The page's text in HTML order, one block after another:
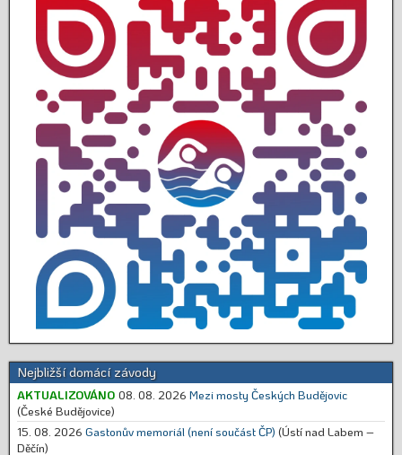
Nejbližší domácí závody
AKTUALIZOVÁNO 08. 08. 2026 Mezi mosty Českých Budějovic
(České Budějovice)
15. 08. 2026 Gastonův memoriál (není součást ČP) (Ústí nad Labem –
Děčín)